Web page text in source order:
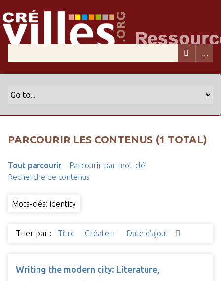
PARCOURIR LES CONTENUS (1 TOTAL)
Tout parcourir
Parcourir par mot-clé
Recherche de contenus
Mots-clés: identity
Trier par : Titre Créateur Date d'ajout
Writing the modern city: Literature,